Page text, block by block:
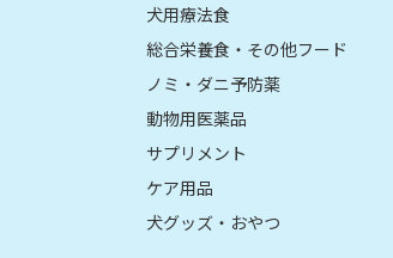
犬用療法食
総合栄養食・その他フード
ノミ・ダニ予防薬
動物用医薬品
サプリメント
ケア用品
犬グッズ・おやつ